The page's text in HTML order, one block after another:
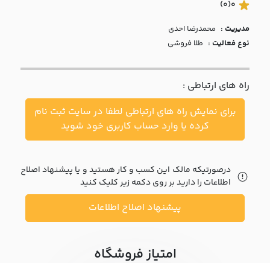
با ما
مقالات
اخبار
پرسش
متداول
خواست
0
(0)
مدیریت : محمدرضا احدي
نوع فعالیت : طلا فروشی
راه های ارتباطی :
برای نمایش راه های ارتباطی لطفا در سایت ثبت نام
کرده یا وارد حساب کاربری خود شوید
درصورتیکه مالک این کسب و کار هستید و یا پیشنهاد اصلاح
اطلاعات را دارید بر روی دکمه زیر کلیک کنید
پیشنهاد اصلاح اطلاعات
امتیاز فروشگاه